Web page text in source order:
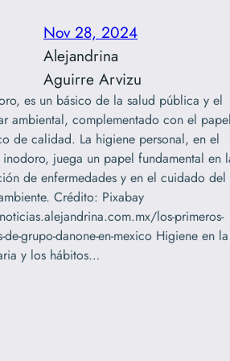
Nov 28, 2024
Alejandrina
Aguirre Arvizu
es un básico de la salud pública y el
ambiental, complementado con el
de calidad. La higiene personal, en el
juega un papel fundamental en
de enfermedades y en el cuidado del
Crédito: Pixabay
los-primeros-
de-grupo-danone-en-mexico Higiene en la
y los hábitos…